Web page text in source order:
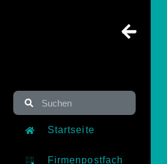
Startseite
Firmenpostfach